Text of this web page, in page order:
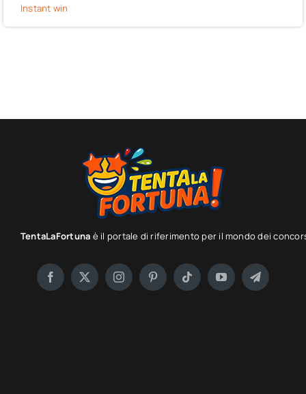
Instant win
TentaLaFortuna è il portale di riferimento per il mondo dei